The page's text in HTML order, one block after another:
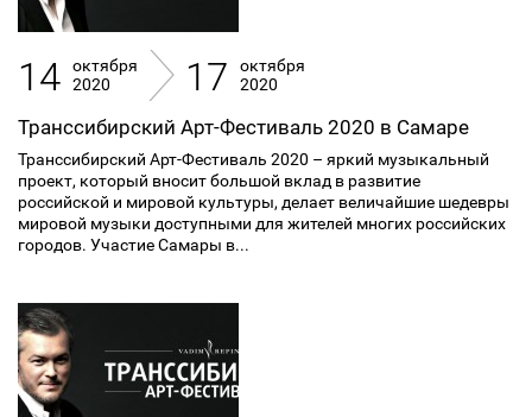
14
октября
2020
17
октября
2020
Транссибирский Арт-Фестиваль 2020 в Самаре
Транссибирский Арт-Фестиваль 2020 – яркий музыкальный
проект, который вносит большой вклад в развитие
российской и мировой культуры, делает величайшие шедевры
мировой музыки доступными для жителей многих российских
городов. Участие Самары в...